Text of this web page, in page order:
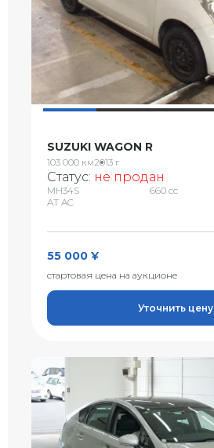
SUZUKI WAGON R
103 000 км2013 г
Статус: не продан
MH34S
AT AC
660 сс
55 000 ¥
стартовая цена на аукционе
Уточнить цену